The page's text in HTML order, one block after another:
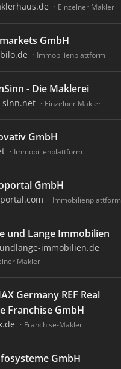
Einzelner Makler
GmbH
Immobilienplattform
- Die Maklerei
sinn.net Einzelner Makler
GmbH
Immobilienplattform
GmbH
Immobilienplattform
und Lange Immobilien
immobilien.de
Makler
Germany REF Real
Franchise GmbH
Franchise-Makler
GmbH